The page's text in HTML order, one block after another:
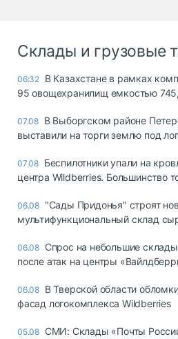
Склады и грузовые
06:32 В Казахстане в рамках
95 овощехранилищ емкостью
07.08 В Выборгском районе
выставили на торги землю под
07.08 Беспилотники упали на
центра Wildberries. Большинство
06.08 "Сады Придонья" строят
мультифункциональный склад
06.08 Спрос на небольшие
после атак на центры
06.08 В Тверской области
фасад логокомплекса Wildberries
05.08 СМИ: Склады «Почты